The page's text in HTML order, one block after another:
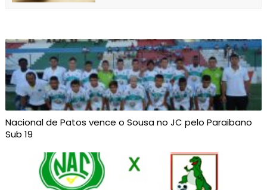
Nacional de Patos vence o Sousa no JC pelo Paraibano
Sub 19